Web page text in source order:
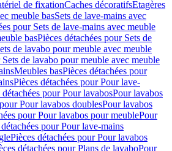
de fixationCaches décoratifsEtagères
meuble basSets de lave-mains avec
pour Sets de lave-mains avec meuble
basPièces détachées pour Sets de
de lavabo pour meuble avec meuble
Sets de lavabo pour meuble avec meuble
Meubles basPièces détachées pour
Pièces détachées pour Pour lave-
détachées pour Pour lavabosPour lavabos
Pour lavabos doublesPour lavabos
pour Pour lavabos pour meublePour
pour Pour lave-mains
Pièces détachées pour Pour lavabos
détachées pour Plans de lavaboPour